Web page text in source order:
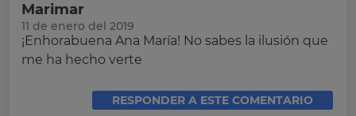
Marimar
11 de enero del 2019
¡Enhorabuena Ana María! No sabes la ilusión que
me ha hecho verte
RESPONDER A ESTE COMENTARIO